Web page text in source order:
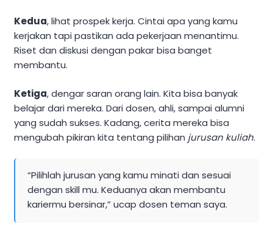
Kedua, lihat prospek kerja. Cintai apa yang kamu
kerjakan tapi pastikan ada pekerjaan menantimu.
Riset dan diskusi dengan pakar bisa banget
membantu.
Ketiga, dengar saran orang lain. Kita bisa banyak
belajar dari mereka. Dari dosen, ahli, sampai alumni
yang sudah sukses. Kadang, cerita mereka bisa
mengubah pikiran kita tentang pilihan jurusan kuliah.
“Pilihlah jurusan yang kamu minati dan sesuai
dengan skill mu. Keduanya akan membantu
kariermu bersinar,” ucap dosen teman saya.